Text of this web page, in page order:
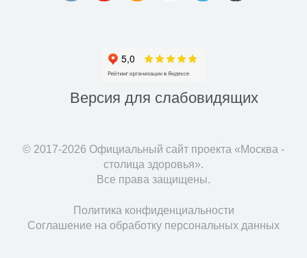
Версия для слабовидящих
© 2017-2026 Официальный сайт проекта «Москва -
столица здоровья».
Все права защищены.
Политика конфиденциальности
Соглашение на обработку персональных данных